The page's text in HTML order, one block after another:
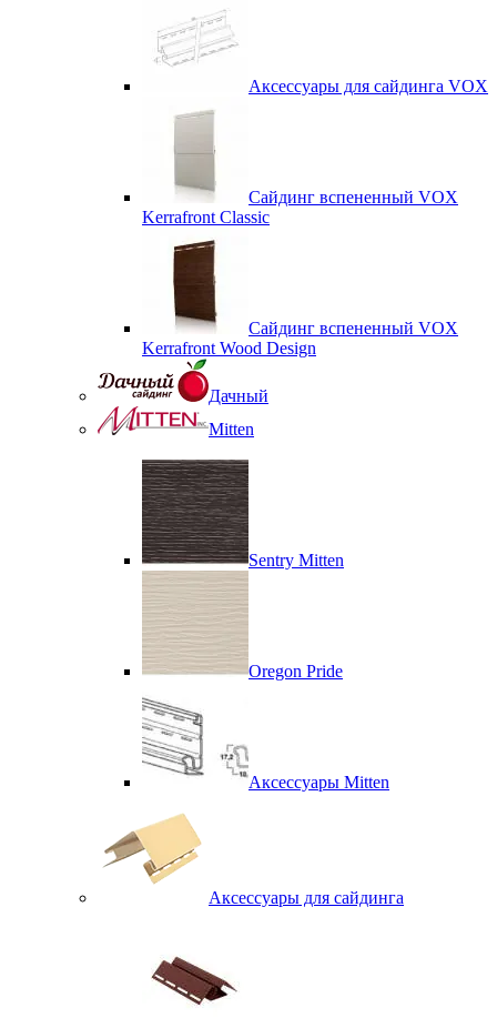
Аксессуары для сайдинга VOX
Сайдинг вспененный VOX
Kerrafront Classic
Сайдинг вспененный VOX
Kerrafront Wood Design
Дачный
Mitten
Sentry Mitten
Oregon Pride
Аксессуары Mitten
Аксессуары для сайдинга